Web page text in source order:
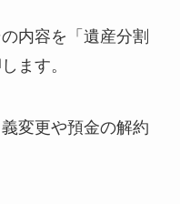
内容を「遺産分割
ます。
変更や預金の解約